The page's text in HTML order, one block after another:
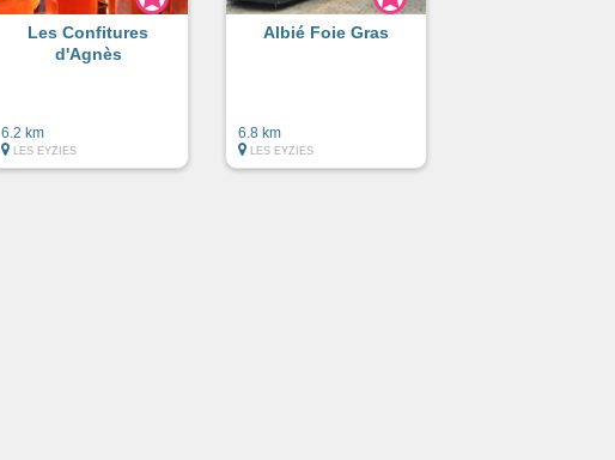
Les Confitures
d'Agnès
6.2 km
LES EYZIES
Albié Foie Gras
6.8 km
LES EYZIES